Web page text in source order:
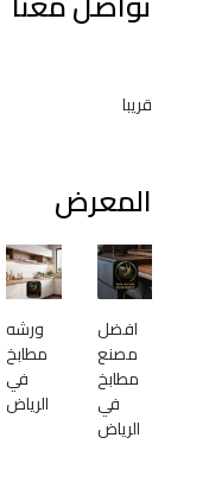
قريبا
المعرض
افضل
مصنع
مطابخ
في
الرياض
ورشه
مطابخ
في
الرياض